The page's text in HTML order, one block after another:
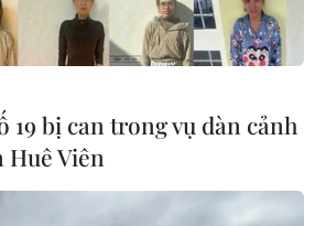
19 bị can trong vụ dàn cảnh
Huê Viên